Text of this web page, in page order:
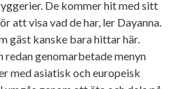
De kommer hit med sitt
att visa vad de har, ler Dayanna.
gäst kanske bara hittar här.
genomarbetade menyn
med asiatisk och europeisk